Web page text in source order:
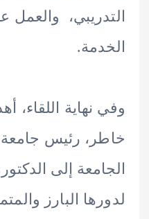
والعمل على
اللقاء، أهدى
رئيس جامعة
إلى الدكتورة عبلة
البارز والمتميز